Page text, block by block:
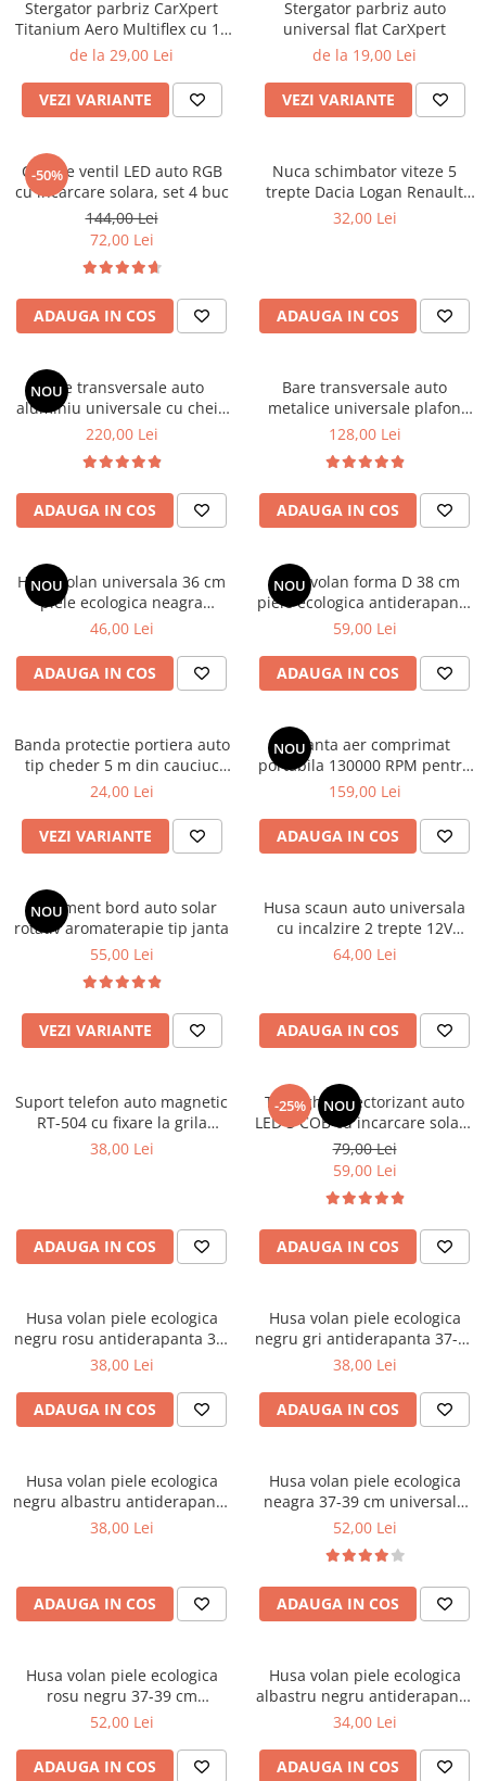
Capace Prezoane
Carcase Chei Auto
Carcasa cheie Audi
Carcasa cheie Dacia
Carcasa Cheie Fiat
Carcasa Cheie Ford
Carcasa Cheie Hyundai
Carcasa Cheie Mercedes Benz
Carcasa Cheie Opel
Carcasa Cheie Peugeot
Carcasa Cheie Skoda
Carcasa Cheie Toyota
Carcasa Cheie Volkswagen
Cotiere Auto
Folie Geamuri
Huse Volan Auto
Huse Volan cu Ac si Ata
Huse Volan din Piele Ecologica
Huse Volan din Piele Ecologica cu
Huse Volan Piele Naturala
Odorizante Auto
Oglinda Retrovizoare
Ornamente Auto
Ornamente Pedale Auto
Ornamente Protectie Portiera
Ornamente Schimbator Viteza
Ornamente Toba Auto
Parasolare Auto
Plasa elastica & Organizator Auto
Scrumiere Auto
Stergatoare Parbriz
Suport Auto Ochelari
Suporti Pahar Auto
Suporti Telefon Auto
Covorase KIA
Covorase MAN
Covorase MAZDA
Covorase MERCEDES
Covorase MG
Covorase MINI
Covorase NISSAN
Covorase OPEL
Covorase PORSCHE
Covorase SEAT
Covorase SKODA
Covorase SsangYong
Covorase SUZUKI
Covorase TOYOTA
Covorase VOLKSWAGEN
Covorase VOLVO
Tavite Portbagaj
Roboti Pornire Auto
Sigurante Auto
Ventilator Auto
Lampi GABARIT
Lampi NR. INMATRICULARE
Lampi PLAFON
Lampi Logo PORTIERE
Dispersoare Capac Lampa
Lanterne
Lumini Ambientale Auto
Lumini de zi, DRL
Proiectoare Auto
Spray-uri / Solutii / Uleiuri de
ungere
Stergator parbriz CarXpert
Titanium Aero Multiflex cu 15
adaptoare
de la 29,00 Lei
VEZI VARIANTE
Stergator parbriz auto
universal flat CarXpert
de la 19,00 Lei
VEZI VARIANTE
-50%
Capace ventil LED auto RGB
cu incarcare solara, set 4 buc
144,00 Lei
72,00 Lei
ADAUGA IN COS
Nuca schimbator viteze 5
trepte Dacia Logan Renault
Megane Clio Scenic
32,00 Lei
ADAUGA IN COS
NOU
Bare transversale auto
aluminiu universale cu cheie
pentru bare longitudinale
220,00 Lei
ADAUGA IN COS
Bare transversale auto
metalice universale plafon
120 cm set 2 buc
128,00 Lei
ADAUGA IN COS
NOU
Husa volan universala 36 cm
piele ecologica neagra
perforata
46,00 Lei
ADAUGA IN COS
NOU
Husa volan forma D 38 cm
piele ecologica antiderapanta
pentru volan sport
59,00 Lei
ADAUGA IN COS
Banda protectie portiera auto
tip cheder 5 m din cauciuc
universala
24,00 Lei
VEZI VARIANTE
NOU
Suflanta aer comprimat
portabila 130000 RPM pentru
curatare PC, laptop si auto
159,00 Lei
ADAUGA IN COS
NOU
Ornament bord auto solar
rotativ aromaterapie tip janta
55,00 Lei
VEZI VARIANTE
Husa scaun auto universala
cu incalzire 2 trepte 12V
pentru scaun fata masina
64,00 Lei
ADAUGA IN COS
Suport telefon auto magnetic
RT-504 cu fixare la grila
ventilatie si rotire 360°
38,00 Lei
ADAUGA IN COS
-25% NOU
Triunghi reflectorizant auto
LED 3 COB cu incarcare solara
USB
79,00 Lei
59,00 Lei
ADAUGA IN COS
Husa volan piele ecologica
negru rosu antiderapanta 37-
39 cm universala AD6-18R
38,00 Lei
ADAUGA IN COS
Husa volan piele ecologica
negru gri antiderapanta 37-39
cm universala AD6-18G
38,00 Lei
ADAUGA IN COS
Husa volan piele ecologica
negru albastru antiderapanta
37-39 cm universala AD6-18B
38,00 Lei
ADAUGA IN COS
Husa volan piele ecologica
neagra 37-39 cm universala
design sport modern
52,00 Lei
ADAUGA IN COS
Husa volan piele ecologica
rosu negru 37-39 cm
universala design sport
52,00 Lei
ADAUGA IN COS
Husa volan piele ecologica
albastru negru antiderapanta
37-39 cm universala AD6-22B
34,00 Lei
ADAUGA IN COS